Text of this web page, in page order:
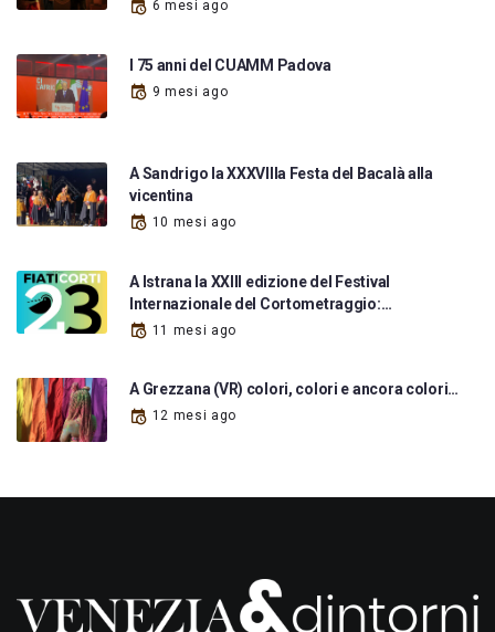
6 mesi ago
I 75 anni del CUAMM Padova
9 mesi ago
A Sandrigo la XXXVIIIa Festa del Bacalà alla
vicentina
10 mesi ago
A Istrana la XXIII edizione del Festival
Internazionale del Cortometraggio:…
11 mesi ago
A Grezzana (VR) colori, colori e ancora colori…
12 mesi ago